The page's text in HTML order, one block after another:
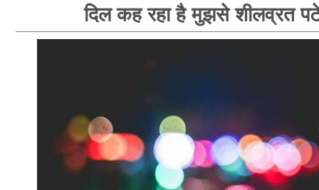
दिल कह रहा है मुझसे शीलव्रत